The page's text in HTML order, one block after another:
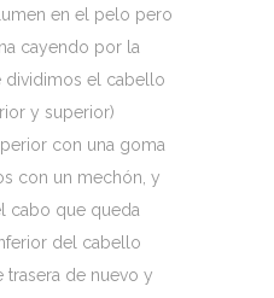
en el pelo pero
cayendo por la
dividimos el cabello
y superior)
con una goma
con un mechón, y
cabo que queda
del cabello
trasera de nuevo y